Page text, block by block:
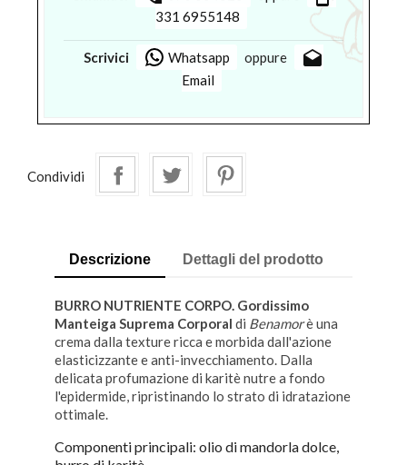
331 6955148
Scrivici Whatsapp oppure drafts
Email
Condividi
Descrizione Dettagli del prodotto
BURRO NUTRIENTE CORPO. Gordissimo
Manteiga Suprema Corporal di Benamorè una
crema dalla texture ricca e morbida dall'azione
elasticizzante e anti-invecchiamento. Dalla
delicata profumazione di karitè nutre a fondo
l'epidermide, ripristinando lo strato di idratazione
ottimale.
Componenti principali: olio di mandorla dolce,